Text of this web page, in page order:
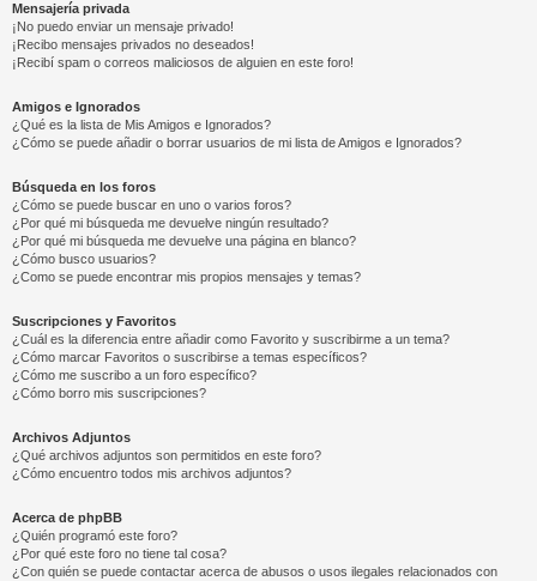
Mensajería privada
¡No puedo enviar un mensaje privado!
¡Recibo mensajes privados no deseados!
¡Recibí spam o correos maliciosos de alguien en este foro!
Amigos e Ignorados
¿Qué es la lista de Mis Amigos e Ignorados?
¿Cómo se puede añadir o borrar usuarios de mi lista de Amigos e Ignorados?
Búsqueda en los foros
¿Cómo se puede buscar en uno o varios foros?
¿Por qué mi búsqueda me devuelve ningún resultado?
¿Por qué mi búsqueda me devuelve una página en blanco?
¿Cómo busco usuarios?
¿Como se puede encontrar mis propios mensajes y temas?
Suscripciones y Favoritos
¿Cuál es la diferencia entre añadir como Favorito y suscribirme a un tema?
¿Cómo marcar Favoritos o suscribirse a temas específicos?
¿Cómo me suscribo a un foro específico?
¿Cómo borro mis suscripciones?
Archivos Adjuntos
¿Qué archivos adjuntos son permitidos en este foro?
¿Cómo encuentro todos mis archivos adjuntos?
Acerca de phpBB
¿Quién programó este foro?
¿Por qué este foro no tiene tal cosa?
¿Con quién se puede contactar acerca de abusos o usos ilegales relacionados con